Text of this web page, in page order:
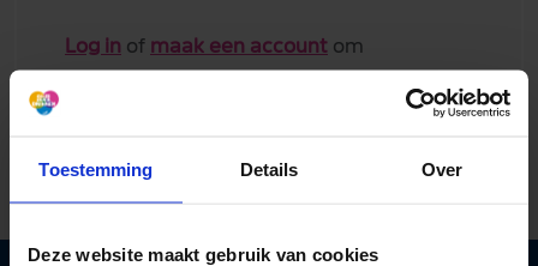
Toestemming Details Over
Deze website maakt gebruik van cookies
Log in of maak een account om